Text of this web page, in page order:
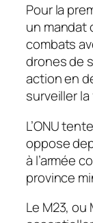
Pour la
un mandat
combats
drones de
action en
surveiller
L’ONU
oppose
à l’armée
province
Le M23,